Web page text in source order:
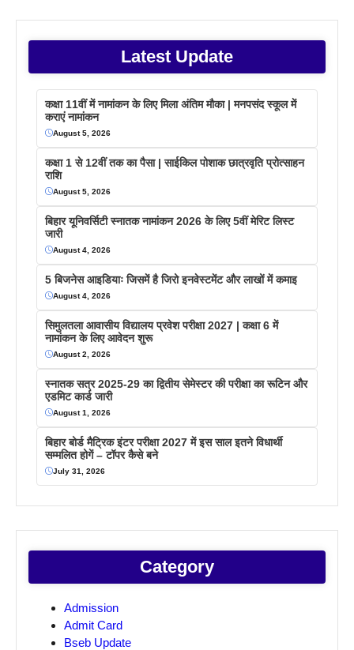
Latest Update
कक्षा 11वीं में नामांकन के लिए मिला अंतिम मौका | मनपसंद स्कूल में
कराएं नामांकन
August 5, 2026
कक्षा 1 से 12वीं तक का पैसा | साईकिल पोशाक छात्रवृति प्रोत्साहन
राशि
August 5, 2026
बिहार यूनिवर्सिटी स्नातक नामांकन 2026 के लिए 5वीं मेरिट लिस्ट
जारी
August 4, 2026
5 बिजनेस आइडियाः जिसमें है जिरो इनवेस्टमेंट और लाखों में कमाइ
August 4, 2026
सिमुलतला आवासीय विद्यालय प्रवेश परीक्षा 2027 | कक्षा 6 में
नामांकन के लिए आवेदन शुरू
August 2, 2026
स्नातक सत्र 2025-29 का द्वितीय सेमेस्टर की परीक्षा का रूटिन और
एडमिट कार्ड जारी
August 1, 2026
बिहार बोर्ड मैट्रिक इंटर परीक्षा 2027 में इस साल इतने विधार्थी
सम्मलित होगें – टॉपर कैसे बने
July 31, 2026
Category
Admission
Admit Card
Bseb Update